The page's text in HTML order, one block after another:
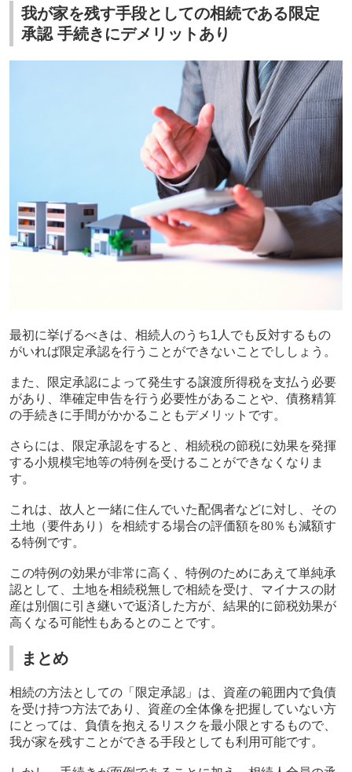
我が家を残す手段としての相続である限定
承認 手続きにデメリットあり
最初に挙げるべきは、相続人のうち1 人でも反対するもの
がいれば限定承認を行うことができないことでししょう。
また、限定承認によって発生する譲渡所得税を支払う必要
があり、準確定申告を行う必要性があることや、債務精算
の手続きに手間がかかることもデメリットです。
さらには、限定承認をすると、相続税の節税に効果を発揮
する小規模宅地等の特例を受けることができなくなりま
す。
これは、故人と一緒に住んでいた配偶者などに対し、その
土地（要件あり）を相続する場合の評価額を80％も減額す
る特例です。
この特例の効果が非常に高く、特例のためにあえて単純承
認として、土地を相続税無しで相続を受け、マイナスの財
産は別個に引き継いで返済した方が、結果的に節税効果が
高くなる可能性もあるとのことです。
まとめ
相続の方法としての「限定承認」は、資産の範囲内で負債
を受け持つ方法であり、資産の全体像を把握していない方
にとっては、負債を抱えるリスクを最小限とするもので、
我が家を残すことができる手段としても利用可能です。